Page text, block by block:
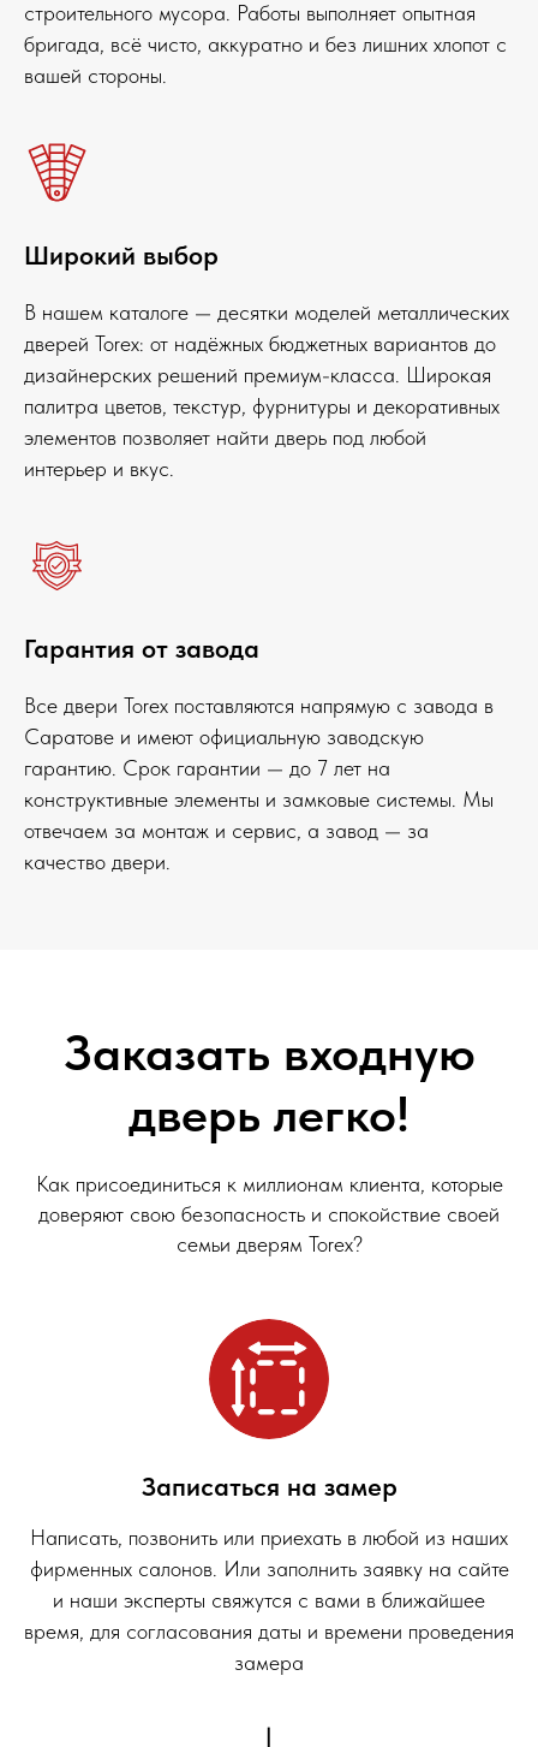
строительного мусора. Работы выполняет опытная
бригада, всё чисто, аккуратно и без лишних хлопот с
вашей стороны.
Широкий выбор
В нашем каталоге — десятки моделей металлических
дверей Torex: от надёжных бюджетных вариантов до
дизайнерских решений премиум-класса. Широкая
палитра цветов, текстур, фурнитуры и декоративных
элементов позволяет найти дверь под любой
интерьер и вкус.
Гарантия от завода
Все двери Torex поставляются напрямую с завода в
Саратове и имеют официальную заводскую
гарантию. Срок гарантии — до 7 лет на
конструктивные элементы и замковые системы. Мы
отвечаем за монтаж и сервис, а завод — за
качество двери.
Заказать входную
дверь легко!
Как присоединиться к миллионам клиента, которые
доверяют свою безопасность и спокойствие своей
семьи дверям Torex?
Записаться на замер
Написать, позвонить или приехать в любой из наших
фирменных салонов. Или заполнить заявку на сайте
и наши эксперты свяжутся с вами в ближайшее
время, для согласования даты и времени проведения
замера